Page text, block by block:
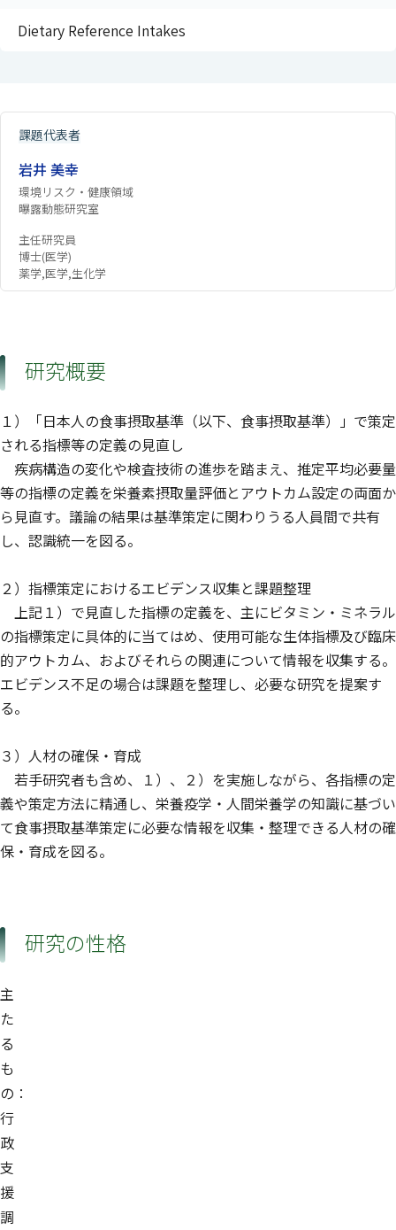
Dietary Reference Intakes
課題代表者
岩井 美幸
環境リスク・健康領域
曝露動態研究室
主任研究員
博士(医学)
薬学,医学,生化学
研究概要
１）「日本人の食事摂取基準（以下、食事摂取基準）」で策定
される指標等の定義の見直し
疾病構造の変化や検査技術の進歩を踏まえ、推定平均必要量
等の指標の定義を栄養素摂取量評価とアウトカム設定の両面か
ら見直す。議論の結果は基準策定に関わりうる人員間で共有
し、認識統一を図る。
２）指標策定におけるエビデンス収集と課題整理
上記１）で見直した指標の定義を、主にビタミン・ミネラル
の指標策定に具体的に当てはめ、使用可能な生体指標及び臨床
的アウトカム、およびそれらの関連について情報を収集する。
エビデンス不足の場合は課題を整理し、必要な研究を提案す
る。
３）人材の確保・育成
若手研究者も含め、１）、２）を実施しながら、各指標の定
義や策定方法に精通し、栄養疫学・人間栄養学の知識に基づい
て食事摂取基準策定に必要な情報を収集・整理できる人材の確
保・育成を図る。
研究の性格
主
た
る
も
の：
行
政
支
援
調